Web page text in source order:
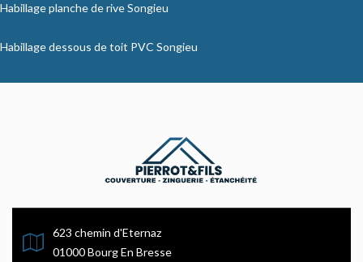
Habillage planche de rive Songieu
Habillage dessous de toit PVC Songieu
623 chemin d'Eternaz
01000 Bourg En Bresse